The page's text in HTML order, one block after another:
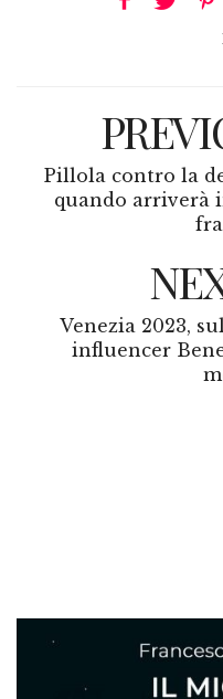
Pillola contro la
quando arriverà
Venezia 2023,
influencer